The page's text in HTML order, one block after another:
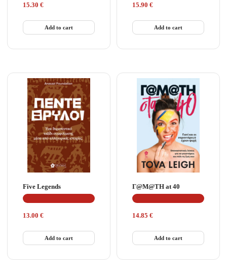
15.30 €
Add to cart
15.90 €
Add to cart
Five Legends
13.00 €
Add to cart
Γ@Μ@ΤΗ at 40
14.85 €
Add to cart